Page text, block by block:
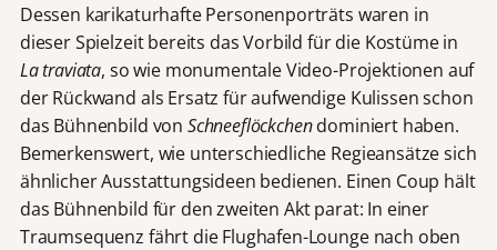
Dessen karikaturhafte Personenporträts waren in
dieser Spielzeit bereits das Vorbild für die Kostüme in
La traviata, so wie monumentale Video-Projektionen auf
der Rückwand als Ersatz für aufwendige Kulissen schon
das Bühnenbild von Schneeflöckchendominiert haben.
Bemerkenswert, wie unterschiedliche Regieansätze sich
ähnlicher Ausstattungsideen bedienen. Einen Coup hält
das Bühnenbild für den zweiten Akt parat: In einer
Traumsequenz fährt die Flughafen-Lounge nach oben